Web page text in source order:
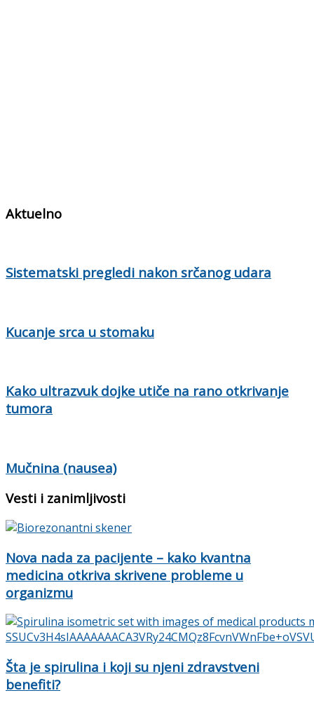
Aktuelno
Sistematski pregledi nakon srčanog udara
Kucanje srca u stomaku
Kako ultrazvuk dojke utiče na rano otkrivanje
tumora
Mučnina (nausea)
Vesti i zanimljivosti
Nova nada za pacijente – kako kvantna
medicina otkriva skrivene probleme u
organizmu
Šta je spirulina i koji su njeni zdravstveni
benefiti?